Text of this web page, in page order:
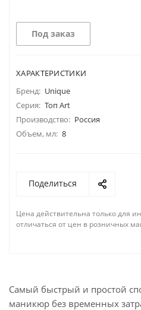
Под заказ
ХАРАКТЕРИСТИКИ
Бренд: Unique
Серия: Топ Art
Производство: Россия
Объем, мл: 8
Поделиться
Цена действительна только для
отличаться от цен в розничных
Самый быстрый и простой
маникюр без временных